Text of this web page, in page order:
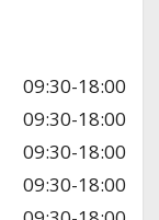
09:30-18:00
09:30-18:00
09:30-18:00
09:30-18:00